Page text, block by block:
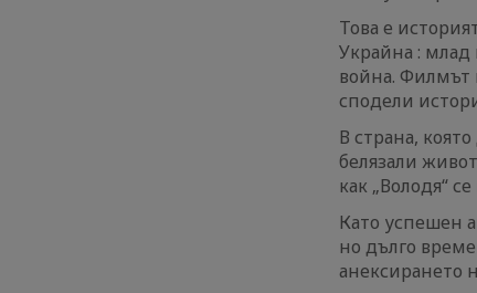
Това е
Украйна : млад
война. Филмът
сподели
В страна,
белязали
как „Володя“
Като успешен
но дълго
анексирането